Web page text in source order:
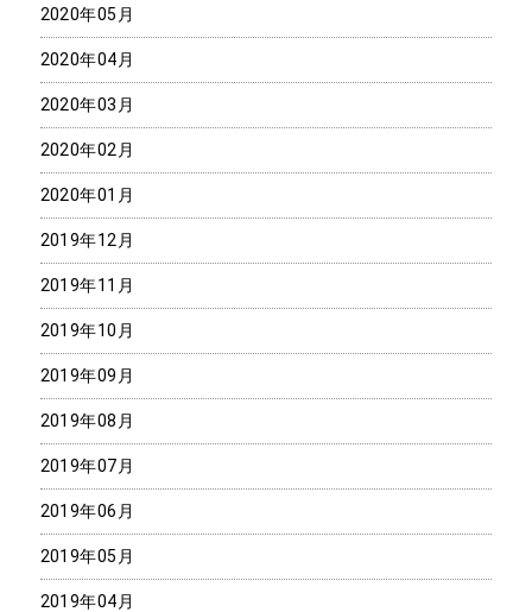
2020年05月
2020年04月
2020年03月
2020年02月
2020年01月
2019年12月
2019年11月
2019年10月
2019年09月
2019年08月
2019年07月
2019年06月
2019年05月
2019年04月